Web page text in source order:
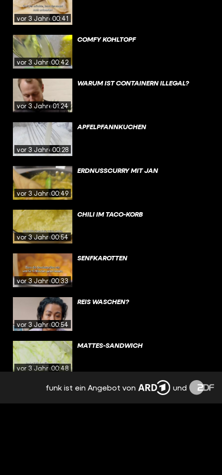
vor 3 Jahren00:41
vor 3 Jahren00:42
COMFY KOHLTOPF
vor 3 Jahren01:24
WARUM IST CONTAINERN ILLEGAL?
vor 3 Jahren00:28
APFELPFANNKUCHEN
vor 3 Jahren00:49
ERDNUSSCURRY MIT JAN
vor 3 Jahren00:54
CHILI IM TACO-KORB
vor 3 Jahren00:33
SENFKAROTTEN
vor 3 Jahren00:54
REIS WASCHEN?
vor 3 Jahren00:48
MATTES-SANDWICH
DEFTIGE SCHUPFNUDELN
funk ist ein Angebot von und